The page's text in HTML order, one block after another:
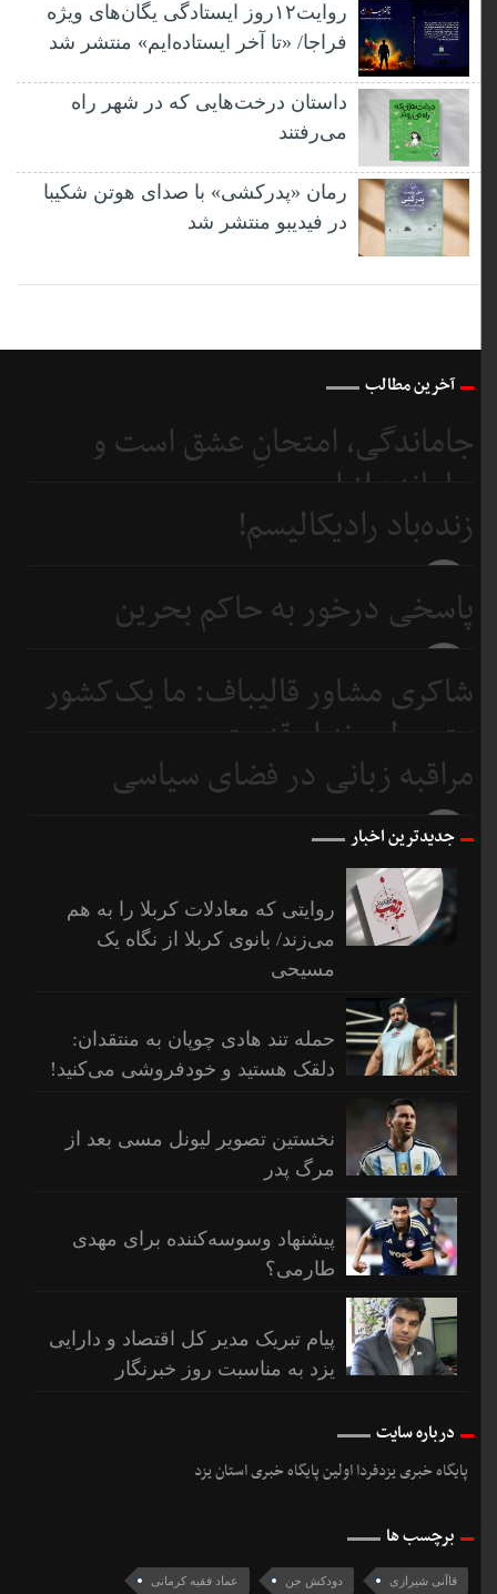
روایت۱۲روز ایستادگی یگان‌های ویژه
فراجا/ «تا آخر ایستاده‌ایم» منتشر شد
داستان درخت‌هایی که در شهر راه
می‌رفتند
رمان «پدرکشی» با صدای هوتن شکیبا
در فیدیبو منتشر شد
آخرین مطالب
جاماندگی، امتحانِ عشق است و
جامانده از اربعین...
7 روز
زنده‌باد رادیکالیسم!
پاسخی درخور به حاکم بحرین
شاکری مشاور قالیباف: ما یک‌کشور
متوسطیم نه ابرقدرت
10 روز
مراقبه زبانی در فضای سیاسی
قبل
جدیدترین اخبار
روایتی که معادلات کربلا را به هم
می‌زند/ بانوی کربلا از نگاه یک
مسیحی
حمله تند هادی چوپان به منتقدان:
دلقک هستید و خودفروشی می‌کنید!
نخستین تصویر لیونل مسی بعد از
مرگ پدر
پیشنهاد وسوسه‌کننده برای مهدی
طارمی؟
پیام تبریک مدیر کل اقتصاد و دارایی
یزد به مناسبت روز خبرنگار
درباره سایت
پایگاه خبری یزدفردا اولین پایگاه خبری استان یزد
برچسب ها
قاآنی شیرازی دودکش جن عماد فقیه کرمانی